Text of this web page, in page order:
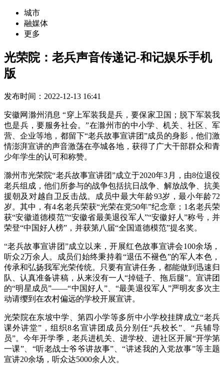
城市
融媒体
更多
光荣院：老兵声音传递记-和记娱乐手机
版
发布时间：2022-12-13 16:41
安徽网滁州消息 “穿上军装我是兵，要保家卫国；脱下军装我
也是兵，要服务社会。”在滁州市的中小学、机关、社区、军
营、企业等地，都留下“老兵故事宣讲团”成员的身影，他们激
情澎湃宣讲的声音激荡在亭城各地，获得了广大干部群众和青
少年学生的认可和称赞。
滁州市光荣院“老兵故事宣讲团”成立于2020年3月，由8位退役
老兵组成，他们所参与的战争包括抗日战争、解放战争、抗美
援朝及对越自卫反击战。成员中最大年龄93岁，最小年龄72
岁。其中，有4名老兵荣获“光荣在党50年”纪念章；1名老兵荣
获“安徽道德模范”“安徽省最美退役军人”“安徽好人”称号，并
荣登“中国好人榜”，并获第八届“全国道德模范”提名奖。
“老兵故事宣讲团”成立以来，开展红色故事宣讲会100余场，
听众2万余人。成员们始终秉持着“退伍不褪色”的军人本色，
传承和弘扬我军光荣传统。只要有宣讲任务，都能做到迅速归
队、认真准备讲稿，从来没有一人“掉链子、拖后腿”。宣讲团
的“明星成员”——“中国好人”、“最美退役军人”严明友多次主
动请缨到在农村偏远的学校开展宣讲。
光荣院在东坡中学、第四小学等多所中小学校挂牌成立“老兵
课外讲堂”，组织8名宣讲团成员分别任“兵校长”、“兵辅导
员”。今年开学季，老兵进机关、进学校、进社区开展“开学第
一课”、“听老战士爷爷讲故事”、“讲述我的入党故事”等主题
宣讲20余场，听众达5000余人次。